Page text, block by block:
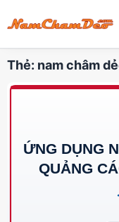
Thẻ: nam châm